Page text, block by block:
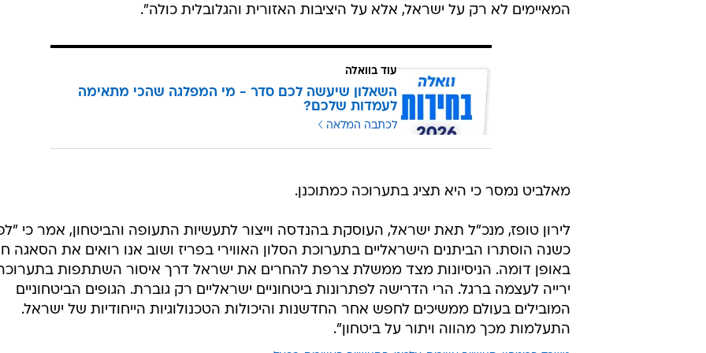
המאיימים לא רק על ישראל, אלא על היציבות האזורית והגלובלית כולה".
עוד בוואלה
השאלון שיעשה לכם סדר - מי המפלגה שהכי מתאימה
לעמדות שלכם?
לכתבה המלאה
מאלביט נמסר כי היא תציג בתערוכה כמתוכנן.
לירון טופז, מנכ"ל תאת ישראל, העוסקת בהנדסה וייצור לתעשיות התעופה והביטחון, אמר כי
כשנה הוסתרו הביתנים הישראליים בתערוכת הסלון האווירי בפריז ושוב אנו רואים את הסאגה
באופן דומה. הניסיונות מצד ממשלת צרפת להחרים את ישראל דרך איסור השתתפות
ירייה לעצמה ברגל. הרי הדרישה לפתרונות ביטחוניים ישראליים רק גוברת. הגופים הביטחוניים
המובילים בעולם ממשיכים לחפש אחר החדשנות והיכולות הטכנולוגיות הייחודיות של ישראל.
התעלמות מכך מהווה ויתור על ביטחון".